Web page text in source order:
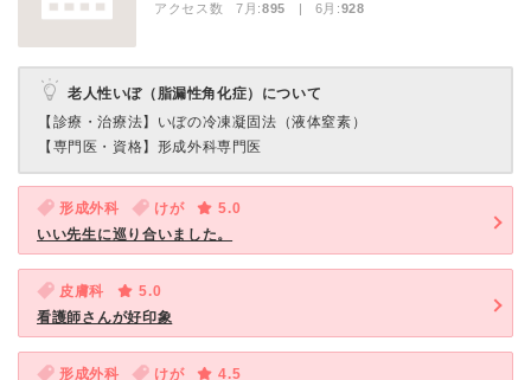
アクセス数 7月:895 | 6月:928
老人性いぼ（脂漏性角化症）について
【診療・治療法】 いぼの冷凍凝固法（液体窒素）
【専門医・資格】 形成外科専門医
形成外科 けが
5.0
いい先生に巡り合いました。
皮膚科
5.0
看護師さんが好印象
形成外科 けが
4.5